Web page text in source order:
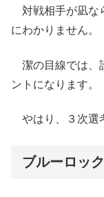
対戦相手が凪な
にわかりません。
潔の目線では、
ントになります。
やはり、３次選
ブルーロッ